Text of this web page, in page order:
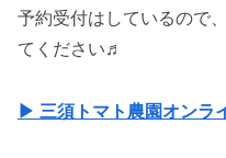
予約受付はしているので
てください♬
▶︎ 三須トマト農園オンラ